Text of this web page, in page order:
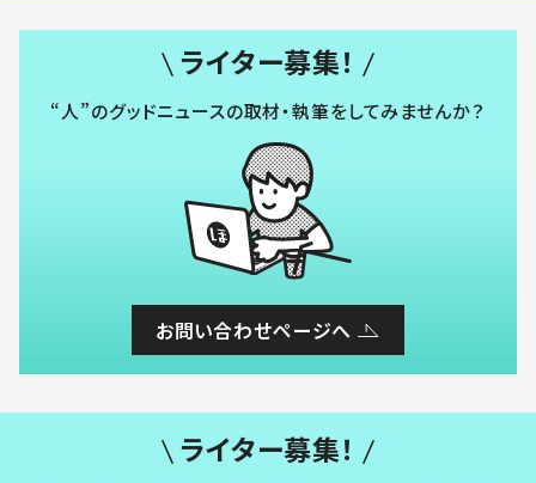
ライター募集！
“人”のグッドニュースの取材・執筆をしてみませんか？
お問い合わせページへ
ライター募集！